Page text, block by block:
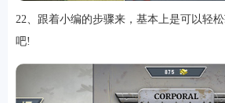
22、跟着小编的步骤来，基本上是可以轻
吧!